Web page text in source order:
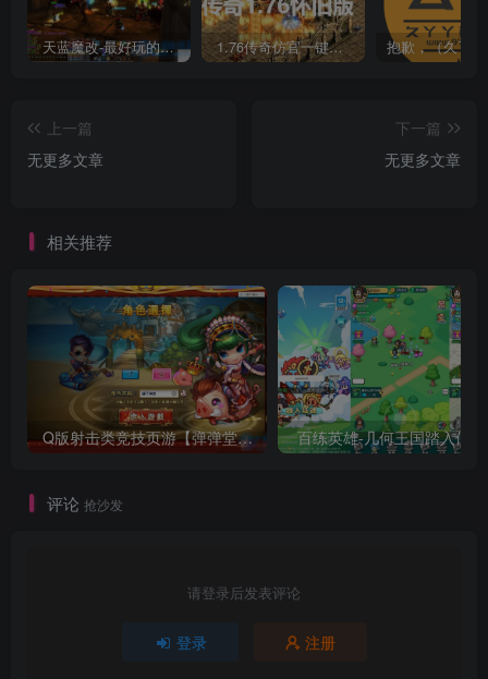
天蓝魔改-最好玩的魔兽世界巫妖王V335精品单机端【最智能的机器人】 1.76传奇仿官一键启动无后台和辅助究极肝传奇
上一篇
无更多文章
下一篇
无更多文章
相关推荐
Q版射击类竞技页游【弹弹堂10.8独家纹章版】最新整理单机一键即玩镜像端
评论 抢沙发
请登录后发表评论
登录 注册